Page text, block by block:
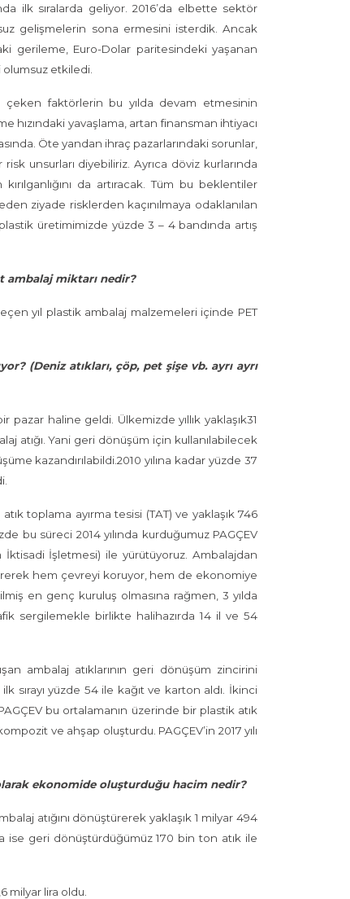
ilk sıralarda geliyor. 2016’da elbette sektör
gelişmelerin sona ermesini isterdik. Ancak
gerileme, Euro-Dolar paritesindeki yaşanan
olumsuz etkiledi.
çeken faktörlerin bu yılda devam etmesinin
hızındaki yavaşlama, artan finansman ihtiyacı
Öte yandan ihraç pazarlarındaki sorunlar,
unsurları diyebiliriz. Ayrıca döviz kurlarında
da artıracak. Tüm bu beklentiler
ziyade risklerden kaçınılmaya odaklanılan
üretimimizde yüzde 3 – 4 bandında artış
ambalaj miktarı nedir?
yıl plastik ambalaj malzemeleri içinde PET
(Deniz atıkları, çöp, pet şişe vb. ayrı ayrı
haline geldi. Ülkemizde yıllık yaklaşık31
atığı. Yani geri dönüşüm için kullanılabilecek
kazandırılabildi.2010 yılına kadar yüzde 37
toplama ayırma tesisi (TAT) ve yaklaşık 746
bu süreci 2014 yılında kurduğumuz PAGÇEV
İktisadi İşletmesi) ile yürütüyoruz. Ambalajdan
hem çevreyi koruyor, hem de ekonomiye
en genç kuruluş olmasına rağmen, 3 yılda
sergilemekle birlikte halihazırda 14 il ve 54
ambalaj atıklarının geri dönüşüm zincirini
sırayı yüzde 54 ile kağıt ve karton aldı. İkinci
bu ortalamanın üzerinde bir plastik atık
ve ahşap oluşturdu. PAGÇEV’in 2017 yılı
ekonomide oluşturduğu hacim nedir?
atığını dönüştürerek yaklaşık 1 milyar 494
ise geri dönüştürdüğümüz 170 bin ton atık ile
milyar lira oldu.